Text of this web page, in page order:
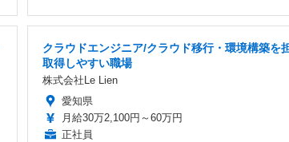
クラウドエンジニア/クラウド移行・環境構築を
取得しやすい職場
株式会社Le Lien
愛知県
月給30万2,100円～60万円
正社員